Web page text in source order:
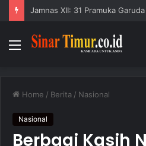
Menu
Home / Berita / Nasional
Nasional
Berbagi Kasih